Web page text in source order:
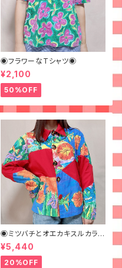
◉フラワーなTシャツ◉
¥2,100
50%OFF
◉ミツバチとオエカキスルカラフ
ルペイントなジャケット◉
¥5,440
20%OFF